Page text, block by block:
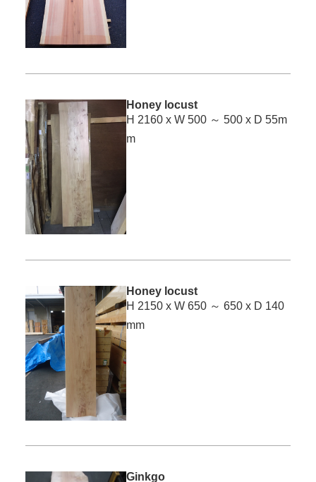
Honey locust
H 2160 x W 500 ～ 500 x D 55m
m
Honey locust
H 2150 x W 650 ～ 650 x D 140
mm
Ginkgo